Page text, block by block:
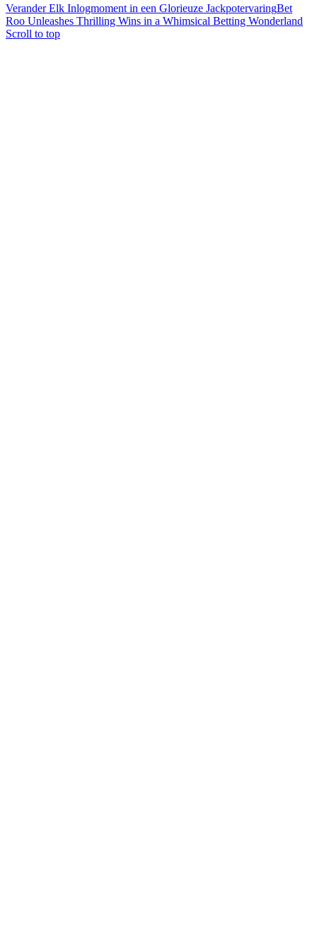
Verander Elk Inlogmoment in een Glorieuze JackpotervaringBet
Roo Unleashes Thrilling Wins in a Whimsical Betting Wonderland
Scroll to top